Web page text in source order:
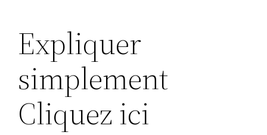
Expliquer
simplement
Cliquez ici